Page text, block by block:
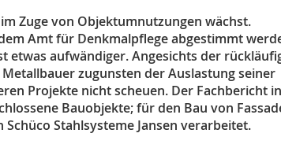
Zuge von Objektumnutzungen wächst.
Amt für Denkmalpflege abgestimmt
etwas aufwändiger. Angesichts der
zugunsten der Auslastung seiner
Projekte nicht scheuen. Der Fachbericht
Bauobjekte; für den Bau von
Stahlsysteme Jansen verarbeitet.